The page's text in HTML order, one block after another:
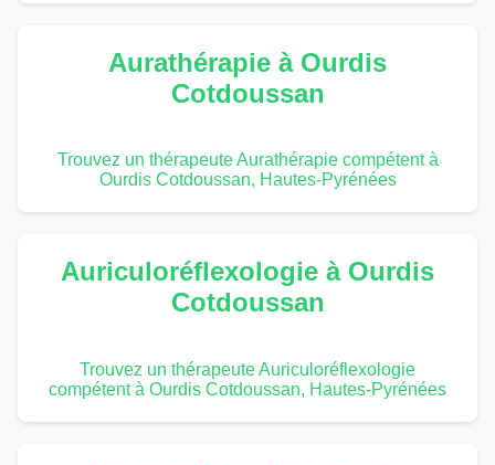
Aurathérapie à Ourdis
Cotdoussan
Trouvez un thérapeute Aurathérapie compétent à
Ourdis Cotdoussan, Hautes-Pyrénées
Auriculoréflexologie à Ourdis
Cotdoussan
Trouvez un thérapeute Auriculoréflexologie
compétent à Ourdis Cotdoussan, Hautes-Pyrénées